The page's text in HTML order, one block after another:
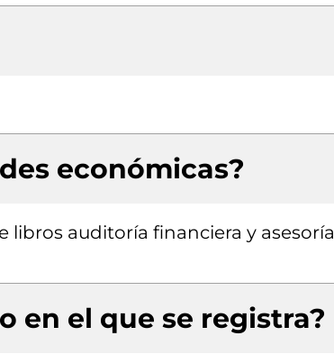
económicas?
auditoría financiera y asesoría
en el que se registra?